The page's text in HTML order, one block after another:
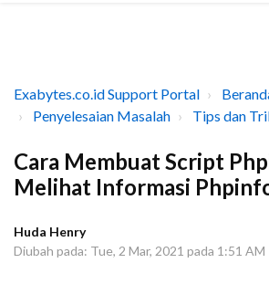
Exabytes.co.id Support Portal
Penyelesaian Masalah
Tips dan
Cara Membuat Script
Melihat Informasi
Huda Henry
Diubah pada: Tue, 2 Mar, 2021 pada 1:51 AM